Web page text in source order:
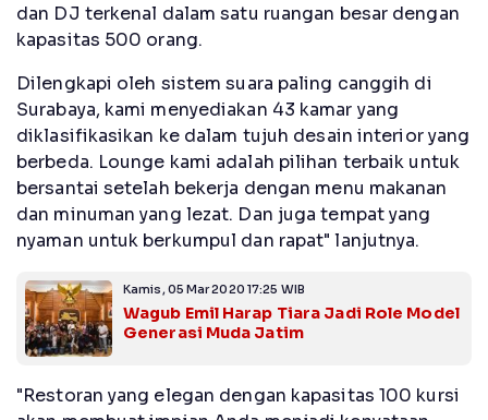
dan DJ terkenal dalam satu ruangan besar dengan
kapasitas 500 orang.
Dilengkapi oleh sistem suara paling canggih di
Surabaya, kami menyediakan 43 kamar yang
diklasifikasikan ke dalam tujuh desain interior yang
berbeda. Lounge kami adalah pilihan terbaik untuk
bersantai setelah bekerja dengan menu makanan
dan minuman yang lezat. Dan juga tempat yang
nyaman untuk berkumpul dan rapat" lanjutnya.
Kamis, 05 Mar 2020 17:25 WIB
Wagub Emil Harap Tiara Jadi Role Model
Generasi Muda Jatim
"Restoran yang elegan dengan kapasitas 100 kursi